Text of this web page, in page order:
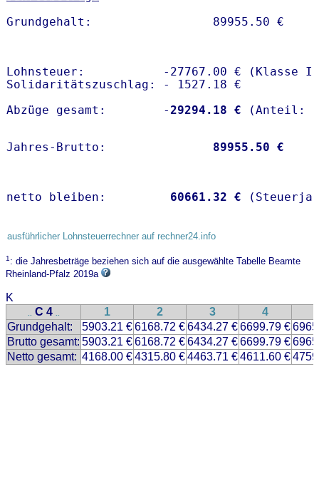
Lohnsteuer:           -27767.00 € (Klasse I)
Solidaritätszuschlag: - 1527.18 €
Abzüge gesamt:        -29294.18 €
Jahres-Brutto: 89955.50 €
netto bleiben: 60661.32 €
ausführlicher Lohnsteuerrechner auf rechner24.info
1: die Jahresbeträge beziehen sich auf die ausgewählte Tabelle Beamte
Rheinland-Pfalz 2019a
K
.. C 4 .. 1 2 3 4
Grundgehalt:
5903.21 €6168.72 €6434.27 €6699.79 €
Brutto gesamt: 5903.21 €6168.72 €6434.27 €6699.79 €
Netto gesamt: 4168.00 €4315.80 €4463.71 €4611.60 €